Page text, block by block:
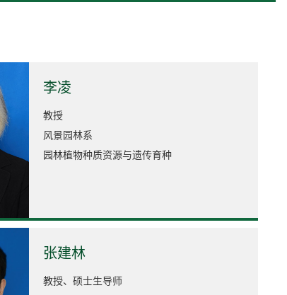
李凌
教授
风景园林系
园林植物种质资源与遗传育种
张建林
教授、硕士生导师